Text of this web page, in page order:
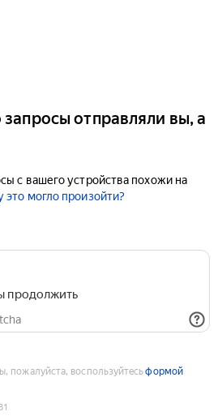
отправляли вы, а
с вашего устройства похожи на
это могло произойти?
продолжить
пожалуйста, воспользуйтесьформой